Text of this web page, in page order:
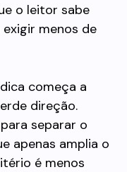
o leitor sabe
menos de
começa a
direção.
separar o
apenas amplia o
é menos